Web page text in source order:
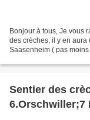
Bonjour à tous, Je vous
des crèches; il y en aura
Saasenheim ( pas
Sentier des
6.Orschwiller;7